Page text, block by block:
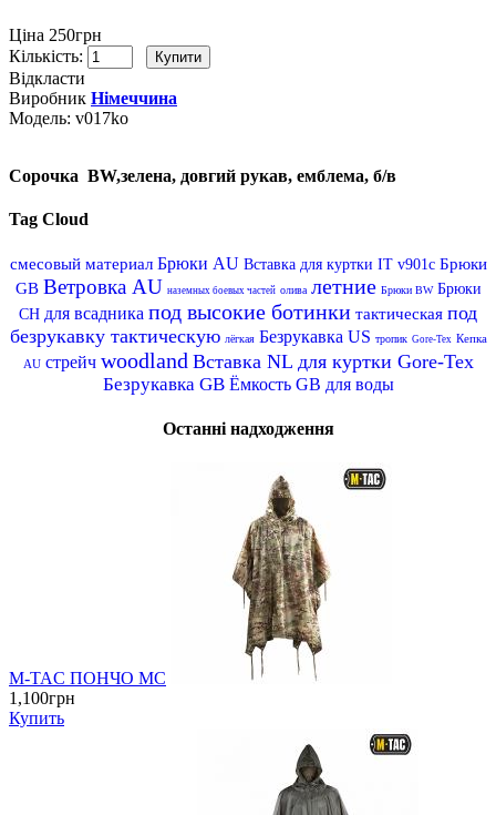
Ціна 250грн
Кількість:
Відкласти
Виробник Німеччина
Модель: v017ko
Сорочка BW,зелена, довгий рукав, емблема, б/в
Tag Cloud
смесовый материал Брюки AU Вставка для куртки IT v901c Брюки
GB Ветровка AU наземных боевых частей олива летние Брюки BW Брюки
CH для всадника под высокие ботинки тактическая под
безрукавку тактическую лёгкая Безрукавка US тропик Gore-Tex Кепка
AU стрейч woodland Вставка NL для куртки Gore-Tex
Безрукавка GB Ёмкость GB для воды
Останні надходження
M-TAC ПОНЧО MC
1,100грн
Купить